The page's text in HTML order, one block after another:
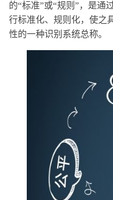
的“标准”或“规则”，是通
行标准化、规则化，使之
性的一种识别系统总称。